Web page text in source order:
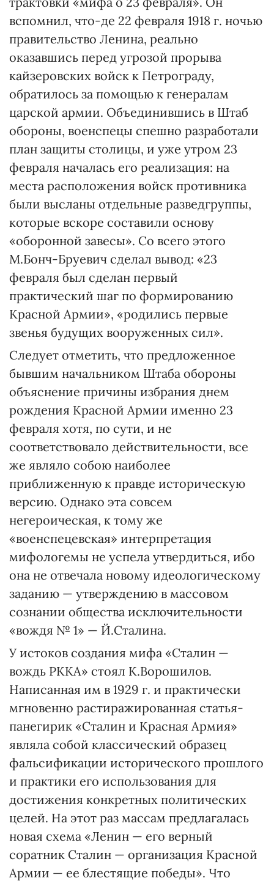
вспомнил, что-де 22 февраля 1918 г. ночью
правительство Ленина, реально
оказавшись перед угрозой прорыва
кайзеровских войск к Петрограду,
обратилось за помощью к генералам
царской армии. Объединившись в Штаб
обороны, военспецы спешно разработали
план защиты столицы, и уже утром 23
февраля началась его реализация: на
места расположения войск противника
были высланы отдельные разведгруппы,
которые вскоре составили основу
«оборонной завесы». Со всего этого
М.Бонч-Бруевич сделал вывод: «23
февраля был сделан первый
практический шаг по формированию
Красной Армии», «родились первые
звенья будущих вооруженных сил».
Следует отметить, что предложенное
бывшим начальником Штаба обороны
объяснение причины избрания днем
рождения Красной Армии именно 23
февраля хотя, по сути, и не
соответствовало действительности, все
же являло собою наиболее
приближенную к правде историческую
версию. Однако эта совсем
негероическая, к тому же
«военспецевская» интерпретация
мифологемы не успела утвердиться, ибо
она не отвечала новому идеологическому
заданию — утверждению в массовом
сознании общества исключительности
«вождя № 1» — Й.Сталина.
У истоков создания мифа «Сталин —
вождь РККА» стоял К.Ворошилов.
Написанная им в 1929 г. и практически
мгновенно растиражированная статья-
панегирик «Сталин и Красная Армия»
являла собой классический образец
фальсификации исторического прошлого
и практики его использования для
достижения конкретных политических
целей. На этот раз массам предлагалась
новая схема «Ленин — его верный
соратник Сталин — организация Красной
Армии — ее блестящие победы». Что